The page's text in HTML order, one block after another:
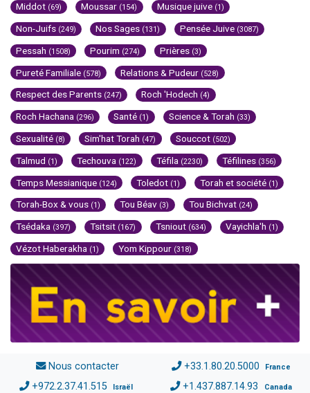
Middot (69) Moussar (154) Musique juive (1)
Non-Juifs (249) Nos Sages (131) Pensée Juive (3087)
Pessah (1508) Pourim (274) Prières (3)
Pureté Familiale (578) Relations & Pudeur (528)
Respect des Parents (247) Roch 'Hodech (4)
Roch Hachana (296) Santé (1) Science & Torah (33)
Sexualité (8) Sim'hat Torah (47) Souccot (502)
Talmud (1) Techouva (122) Téfila (2230) Téfilines (356)
Temps Messianique (124) Toledot (1) Torah et société (1)
Torah-Box & vous (1) Tou Béav (3) Tou Bichvat (24)
Tsédaka (397) Tsitsit (167) Tsniout (634) Vayichla'h (1)
Vézot Haberakha (1) Yom Kippour (318)
Nous contacter +33.1.80.20.5000 France
+972.2.37.41.515 Israël +1.437.887.14.93 Canada